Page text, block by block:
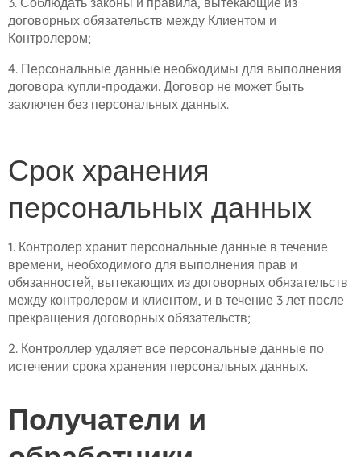
договорных обязательств между Клиентом и
Контролером;
4. Персональные данные необходимы для выполнения
договора купли-продажи. Договор не может быть
заключен без персональных данных.
Срок хранения
персональных данных
1. Контролер хранит персональные данные в течение
времени, необходимого для выполнения прав и
обязанностей, вытекающих из договорных обязательств
между контролером и клиентом, и в течение 3 лет после
прекращения договорных обязательств;
2. Контроллер удаляет все персональные данные по
истечении срока хранения персональных данных.
Получатели и